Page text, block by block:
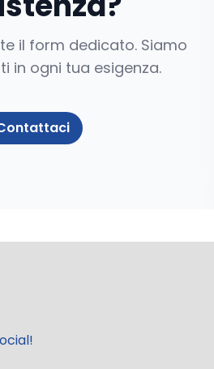
il form dedicato. Siamo
in ogni tua esigenza.